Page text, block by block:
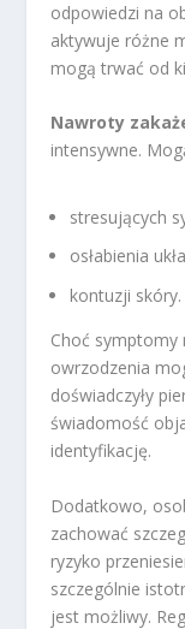
odpowiedzi na
aktywuje różne
mogą trwać od
Nawroty
intensywne.
stresujących
osłabienia
kontuzji skóry.
Choć
owrzodzenia
doświadczyły
świadomość
identyfikację.
Dodatkowo,
zachować
ryzyko
szczególnie
jest możliwy.